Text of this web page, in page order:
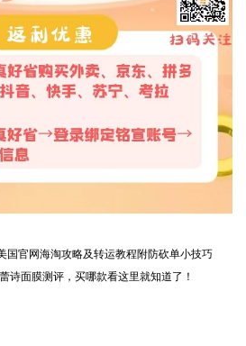
国官网海淘攻略及转运教程附防砍单小技巧
诗面膜测评，买哪款看这里就知道了！